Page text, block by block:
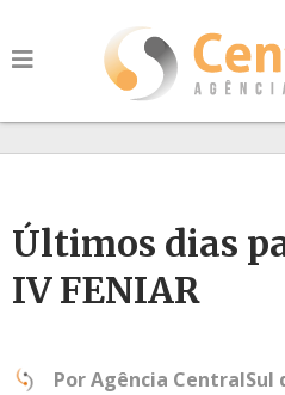
Últimos dias
IV FENIAR
PorAgência CentralSul